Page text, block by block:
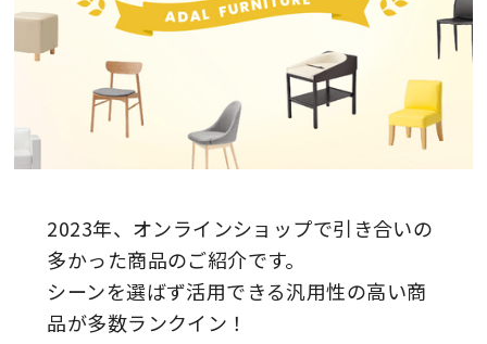
2023年、オンラインショップで引き合いの
多かった商品のご紹介です。
シーンを選ばず活用できる汎用性の高い商
品が多数ランクイン！